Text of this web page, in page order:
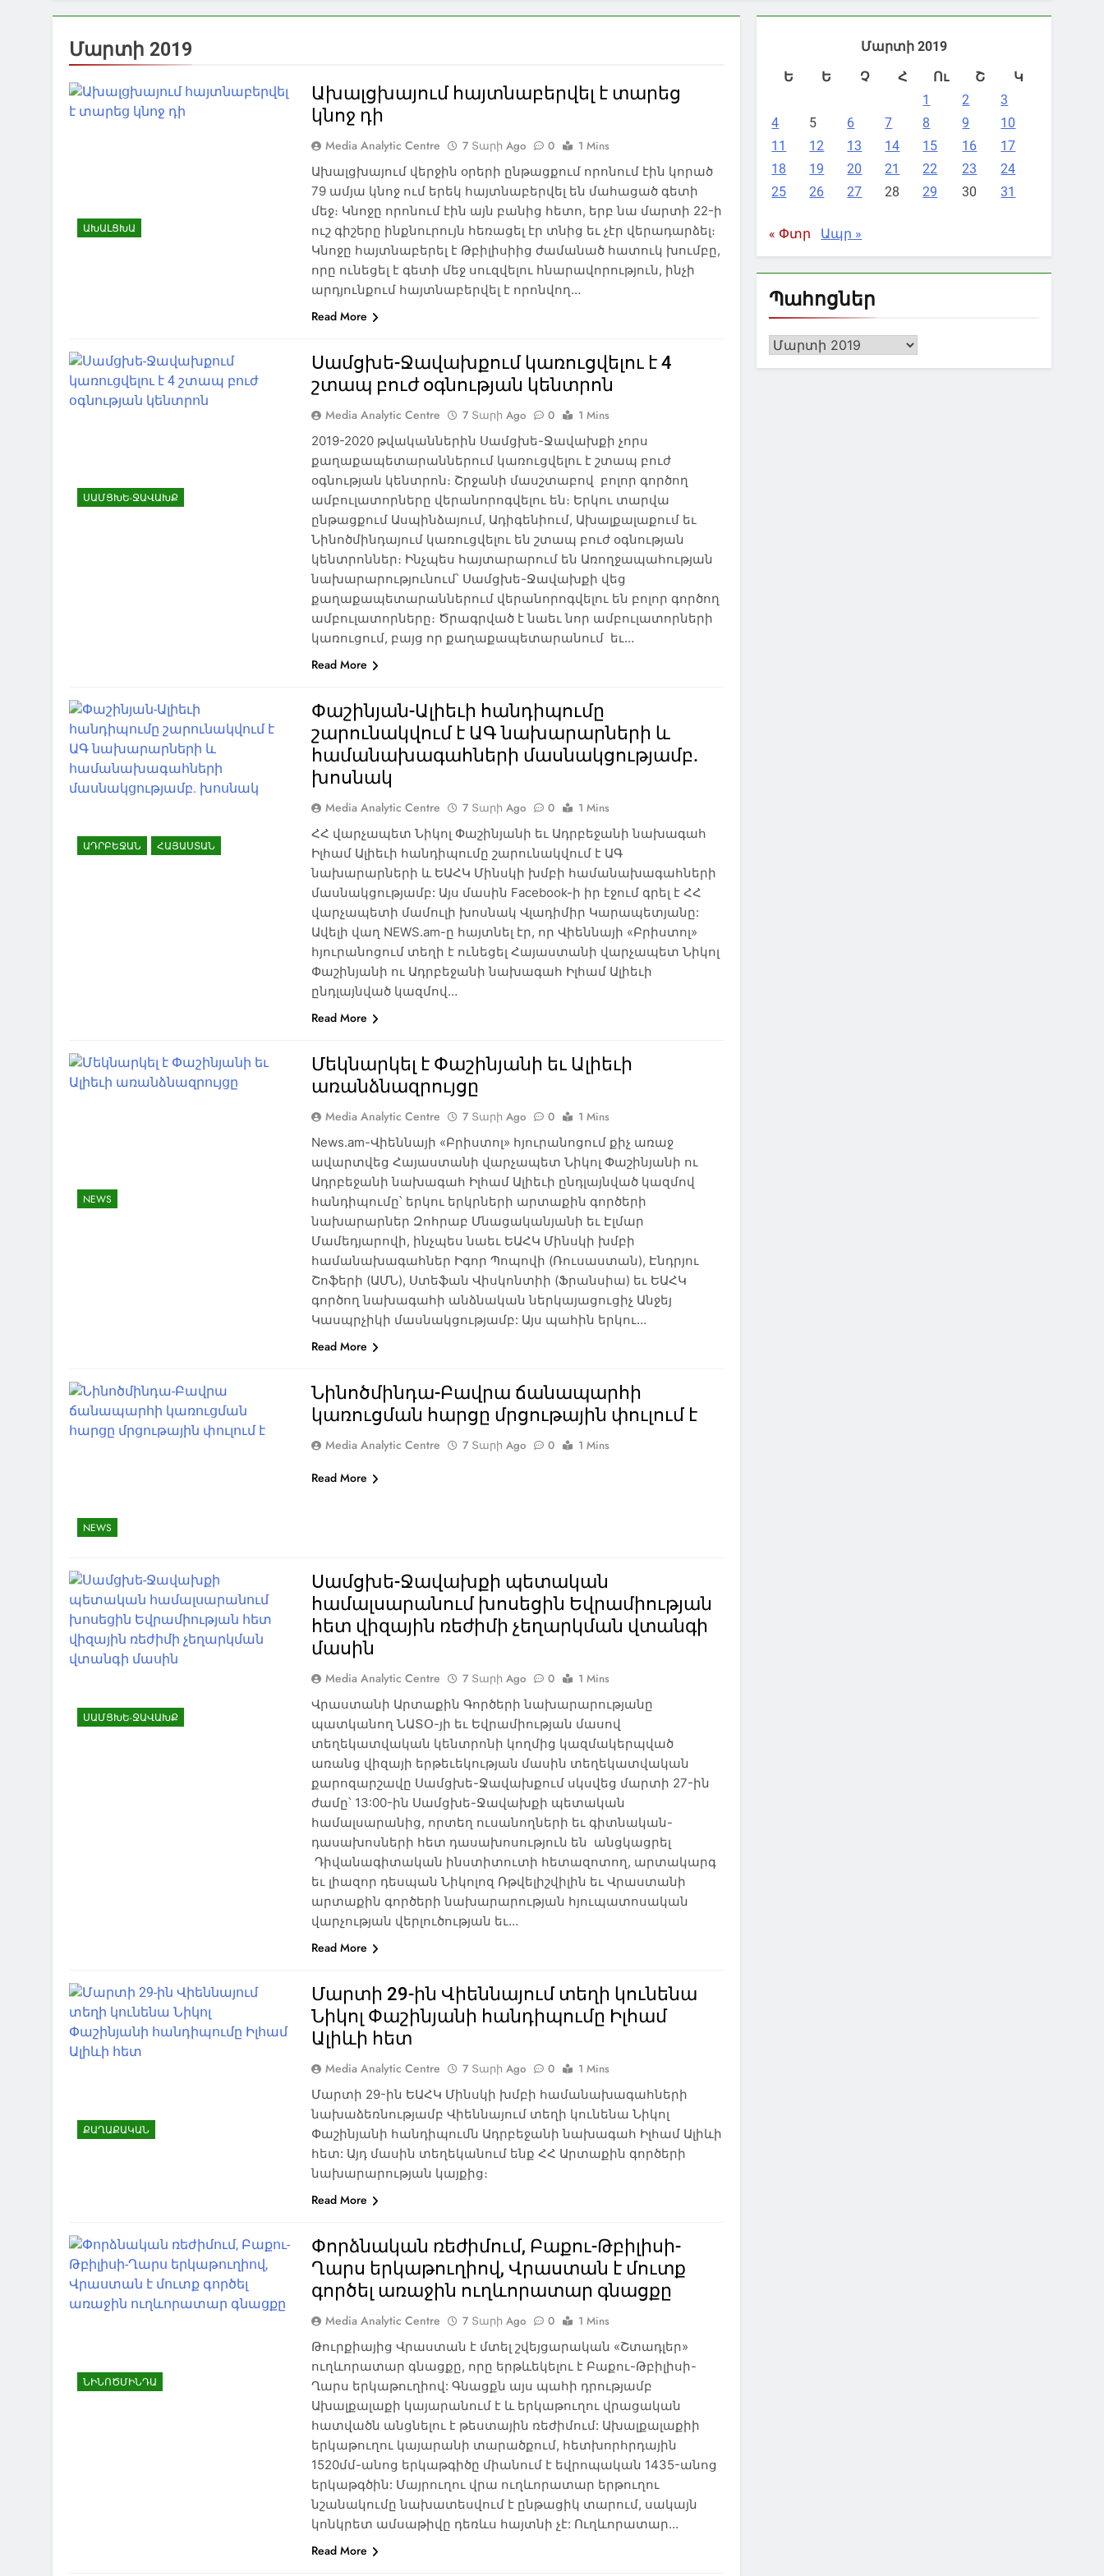
Մարտի 2019
ԱԽԱԼՑԽԱ
Ախալցխայում հայտնաբերվել է տարեց
կնոջ դի
Media Analytic Centre 7 Տարի Ago 0
1 Mins
Ախալցխայում վերջին օրերի ընթացքում որոնում էին կորած
79 ամյա կնոջ ում երեկ հայտնաբերվել են մահացած գետի
մեջ։ Կնոջը որոնում էին այն բանից հետո, երբ նա մարտի 22-ի
ուշ գիշերը ինքնուրույն հեռացել էր տնից եւ չէր վերադարձել։
Կնոջը հայտնաբերել է Թբիլիսիից ժամանած հատուկ խումբը,
որը ունեցել է գետի մեջ սուզվելու հնարավորություն, ինչի
արդյունքում հայտնաբերվել է որոնվող…
Read More
ՍԱՄՑԽԵ-ՋԱՎԱԽՔ
Սամցխե-Ջավախքում կառուցվելու է 4
շտապ բուժ օգնության կենտրոն
Media Analytic Centre 7 Տարի Ago 0
1 Mins
2019-2020 թվականներին Սամցխե-Ջավախքի չորս
քաղաքապետարաններում կառուցվելու է շտապ բուժ
օգնության կենտրոն։ Շրջանի մասշտաբով բոլոր գործող
ամբուլատորները վերանորոգվելու են։ Երկու տարվա
ընթացքում Ասպինձայում, Ադիգենիում, Ախալքալաքում եւ
Նինոծմինդայում կառուցվելու են շտապ բուժ օգնության
կենտրոններ։ Ինչպես հայտարարում են Առողջապահության
նախարարությունում՝ Սամցխե-Ջավախքի վեց
քաղաքապետարաններում վերանորոգվելու են բոլոր գործող
ամբուլատորները։ Ծրագրված է նաեւ նոր ամբուլատորների
կառուցում, բայց որ քաղաքապետարանում եւ…
Read More
ԱԴՐԲԵՋԱՆ ՀԱՅԱՍՏԱՆ
Փաշինյան-Ալիեւի հանդիպումը
շարունակվում է ԱԳ նախարարների և
համանախագահների մասնակցությամբ.
խոսնակ
Media Analytic Centre 7 Տարի Ago 0
1 Mins
ՀՀ վարչապետ Նիկոլ Փաշինյանի եւ Ադրբեջանի նախագահ
Իլհամ Ալիեւի հանդիպումը շարունակվում է ԱԳ
նախարարների և ԵԱՀԿ Մինսկի խմբի համանախագահների
մասնակցությամբ: Այս մասին Facebook-ի իր էջում գրել է ՀՀ
վարչապետի մամուլի խոսնակ Վլադիմիր Կարապետյանը:
Ավելի վաղ NEWS.am-ը հայտնել էր, որ Վիեննայի «Բրիստոլ»
հյուրանոցում տեղի է ունեցել Հայաստանի վարչապետ Նիկոլ
Փաշինյանի ու Ադրբեջանի նախագահ Իլհամ Ալիեւի
ընդլայնված կազմով…
Read More
NEWS
Մեկնարկել է Փաշինյանի եւ Ալիեւի
առանձնազրույցը
Media Analytic Centre 7 Տարի Ago 0
1 Mins
News.am-Վիեննայի «Բրիստոլ» հյուրանոցում քիչ առաջ
ավարտվեց Հայաստանի վարչապետ Նիկոլ Փաշինյանի ու
Ադրբեջանի նախագահ Իլհամ Ալիեւի ընդլայնված կազմով
հանդիպումը՝ երկու երկրների արտաքին գործերի
նախարարներ Զոհրաբ Մնացականյանի եւ Էլմար
Մամեդյարովի, ինչպես նաեւ ԵԱՀԿ Մինսկի խմբի
համանախագահներ Իգոր Պոպովի (Ռուսաստան), Էնդրյու
Շոֆերի (ԱՄՆ), Ստեֆան Վիսկոնտիի (Ֆրանսիա) եւ ԵԱՀԿ
գործող նախագահի անձնական ներկայացուցիչ Անջեյ
Կասպրչիկի մասնակցությամբ: Այս պահին երկու…
Read More
NEWS
Նինոծմինդա-Բավրա ճանապարհի
կառուցման հարցը մրցութային փուլում է
Media Analytic Centre 7 Տարի Ago 0 1 Mins
Read More
ՍԱՄՑԽԵ-ՋԱՎԱԽՔ
Սամցխե-Ջավախքի պետական
համալսարանում խոսեցին Եվրամիության
հետ վիզային ռեժիմի չեղարկման վտանգի
մասին
Media Analytic Centre 7 Տարի Ago 0
1 Mins
Վրաստանի Արտաքին Գործերի նախարարությանը
պատկանող ՆԱՏՕ-յի եւ Եվրամիության մասով
տեղեկատվական կենտրոնի կողմից կազմակերպված
առանց վիզայի երթեւեկության մասին տեղեկատվական
քարոզարշավը Սամցխե-Ջավախքում սկսվեց մարտի 27-ին
ժամը՝ 13:00-ին Սամցխե-Ջավախքի պետական
համալսարանից, որտեղ ուսանողների եւ գիտնական-
դասախոսների հետ դասախոսություն են անցկացրել
Դիվանագիտական ինստիտուտի հետազոտող, արտակարգ
եւ լիազոր դեսպան Նիկոլոզ Ռթվելիշվիլին եւ Վրաստանի
արտաքին գործերի նախարարության հյուպատոսական
վարչության վերլուծության եւ…
Read More
ՔԱՂԱՔԱԿԱՆ
Մարտի 29-ին Վիեննայում տեղի կունենա
Նիկոլ Փաշինյանի հանդիպումը Իլհամ
Ալիևի հետ
Media Analytic Centre 7 Տարի Ago 0
1 Mins
Մարտի 29-ին ԵԱՀԿ Մինսկի խմբի համանախագահների
նախաձեռնությամբ Վիեննայում տեղի կունենա Նիկոլ
Փաշինյանի հանդիպումն Ադրբեջանի նախագահ Իլհամ Ալիևի
հետ: Այդ մասին տեղեկանում ենք ՀՀ Արտաքին գործերի
նախարարության կայքից։
Read More
ՆԻՆՈԾՄԻՆԴԱ
Փորձնական ռեժիմում, Բաքու-Թբիլիսի-
Ղարս երկաթուղիով, Վրաստան է մուտք
գործել առաջին ուղևորատար գնացքը
Media Analytic Centre 7 Տարի Ago 0
1 Mins
Թուրքիայից Վրաստան է մտել շվեյցարական «Շտադլեր»
ուղևորատար գնացքը, որը երթևեկելու է Բաքու-Թբիլիսի-
Ղարս երկաթուղիով: Գնացքն այս պահի դրությամբ
Ախալքալաքի կայարանում է և երկաթուղու վրացական
հատվածն անցնելու է թեստային ռեժիմում: Ախալքալաքիի
երկաթուղու կայարանի տարածքում, հետխորհրդային
1520մմ-անոց երկաթգիծը միանում է եվրոպական 1435-անոց
երկաթգծին: Մայրուղու վրա ուղևորատար երթուղու
նշանակումը նախատեսվում է ընթացիկ տարում, սակայն
կոնկրետ ամսաթիվը դեռևս հայտնի չէ: Ուղևորատար…
Read More
Մարտի 2019
Ե
Ե Չ Հ Ու Շ
Կ
1
2
3
4
5 6 7 8 9
10
11
12 13 14 15 16
17
18
19 20 21 22 23
24
25
26 27 28 29 30 31
« Փտր Ապր »
Պահոցներ
Պահոցներ